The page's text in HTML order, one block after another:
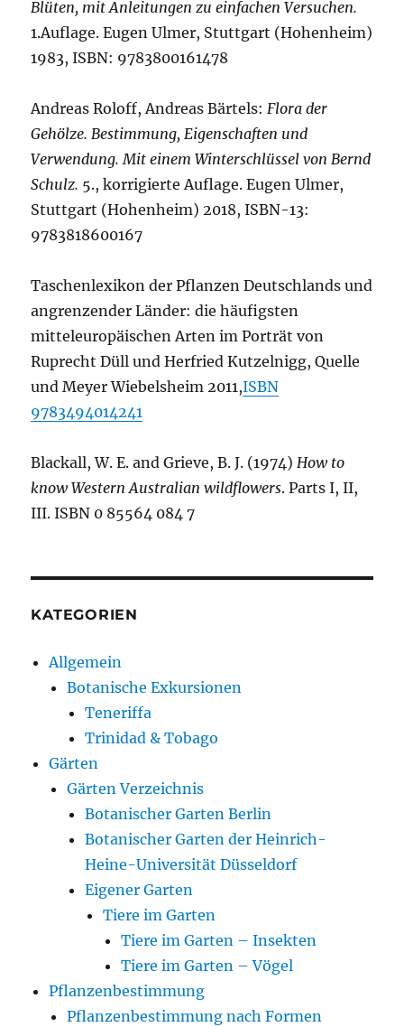
Blüten, mit Anleitungen zu einfachen Versuchen.
1.Auflage. Eugen Ulmer, Stuttgart (Hohenheim)
1983, ISBN: 9783800161478
Andreas Roloff, Andreas Bärtels:Flora der
Gehölze. Bestimmung, Eigenschaften und
Verwendung. Mit einem Winterschlüssel von Bernd
Schulz. 5., korrigierte Auflage. Eugen Ulmer,
Stuttgart (Hohenheim) 2018, ISBN-13:
9783818600167
Taschenlexikon der Pflanzen Deutschlands und
angrenzender Länder: die häufigsten
mitteleuropäischen Arten im Porträt von
Ruprecht Düll und Herfried Kutzelnigg, Quelle
und Meyer Wiebelsheim 2011,ISBN
9783494014241
Blackall, W. E. and Grieve, B. J. (1974)How to
know Western Australian wildflowers. Parts I, II,
III. ISBN 0 85564 084 7
KATEGORIEN
Allgemein
Botanische Exkursionen
Teneriffa
Trinidad & Tobago
Gärten
Gärten Verzeichnis
Botanischer Garten Berlin
Botanischer Garten der Heinrich-
Heine-Universität Düsseldorf
Eigener Garten
Tiere im Garten
Tiere im Garten – Insekten
Tiere im Garten – Vögel
Pflanzenbestimmung
Pflanzenbestimmung nach Formen